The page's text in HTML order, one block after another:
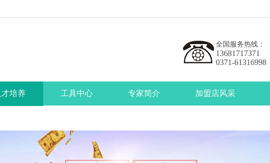
全国服务热线：
13681717371
0371-61316998
才培养 工具中心 专家简介 加盟店风采